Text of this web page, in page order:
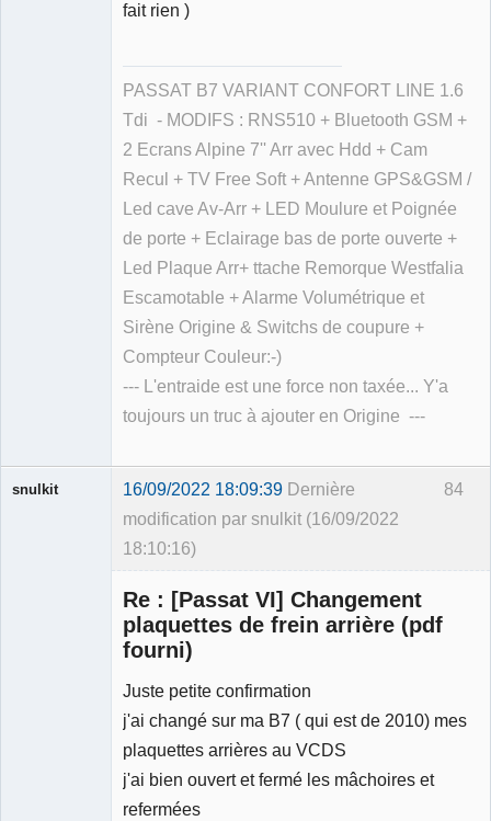
fait rien )
PASSAT B7 VARIANT CONFORT LINE 1.6
Tdi - MODIFS : RNS510 + Bluetooth GSM +
2 Ecrans Alpine 7'' Arr avec Hdd + Cam
Recul + TV Free Soft + Antenne GPS&GSM /
Led cave Av-Arr + LED Moulure et Poignée
de porte + Eclairage bas de porte ouverte +
Led Plaque Arr+ ttache Remorque Westfalia
Escamotable + Alarme Volumétrique et
Sirène Origine & Switchs de coupure +
Compteur Couleur:-)
--- L'entraide est une force non taxée... Y'a
toujours un truc à ajouter en Origine ---
84
snulkit 16/09/2022 18:09:39 Dernière
modification par snulkit (16/09/2022
18:10:16)
Re : [Passat VI] Changement
plaquettes de frein arrière (pdf
fourni)
Juste petite confirmation
j'ai changé sur ma B7 ( qui est de 2010) mes
plaquettes arrières au VCDS
j'ai bien ouvert et fermé les mâchoires et
refermées